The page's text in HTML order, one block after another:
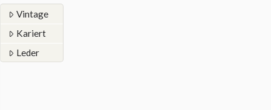
Vintage
Kariert
Leder